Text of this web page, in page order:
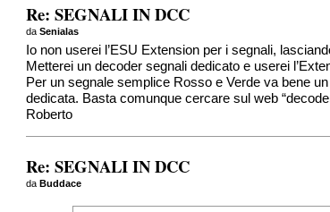
Re: SEGNALI IN DCC
daSenialas
Io non userei l’ESU Extension per i segnali,
Metterei un decoder segnali dedicato e userei
Per un segnale semplice Rosso e Verde va bene
dedicata. Basta comunque cercare sul web
Roberto
Re: SEGNALI IN DCC
daBuddace